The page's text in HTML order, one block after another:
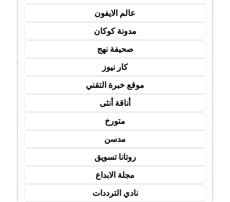
عالم الايفون
مدونة كوكان
صحيفة نهج
كار نيوز
موقع خبرة التقني
أناقة أنثى
متورخ
مدسن
روتانا تسويق
مجلة الابداع
نادي الترددات